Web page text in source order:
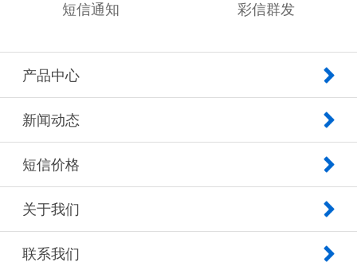
短信通知 彩信群发
产品中心
新闻动态
短信价格
关于我们
联系我们